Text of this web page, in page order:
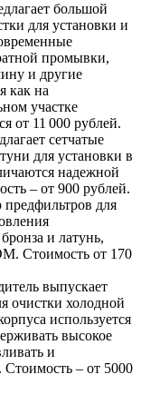
большой
для установки и
промывки,
и другие
как на
участке
от 11 000 рублей.
сетчатые
для установки в
надежной
– от 900 рублей.
для
и латунь,
Стоимость от 170
выпускает
очистки холодной
используется
высокое
и
– от 5000